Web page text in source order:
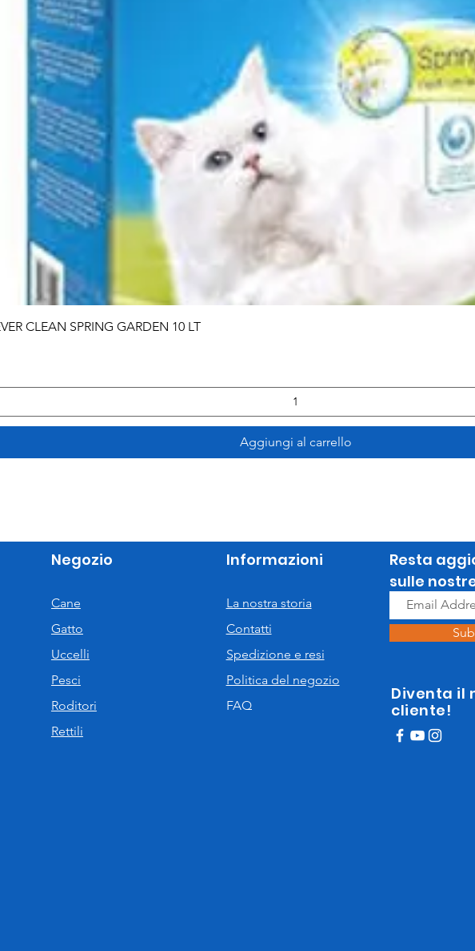
CLEAN SPRING GARDEN 10 LT
Aggiungi al carrello
Negozio
Cane
Gatto
Uccelli
Pesci
Roditori
Rettili
Informazioni
La nostra storia
Contatti
Spedizione e resi
Politica del negozio
FAQ
Resta
sulle
Diventa il
cliente!